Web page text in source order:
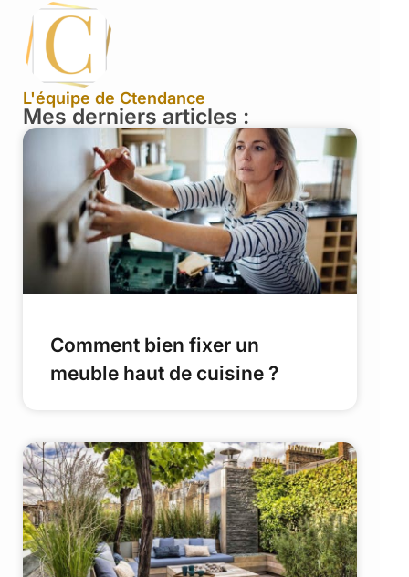
L'équipe de Ctendance
Mes derniers articles :
Comment bien fixer un
meuble haut de cuisine ?